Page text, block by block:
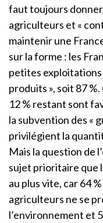
faut toujours
agriculteurs et «
maintenir une
sur la forme : les
petites
produits », soit 87
12 % restant sont
la subvention des «
privilégient la
Mais la question de
sujet prioritaire que
au plus vite, car 64
agriculteurs ne se
l’environnement et